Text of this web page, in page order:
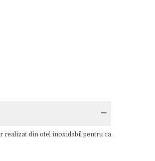
realizat din otel inoxidabil pentru ca